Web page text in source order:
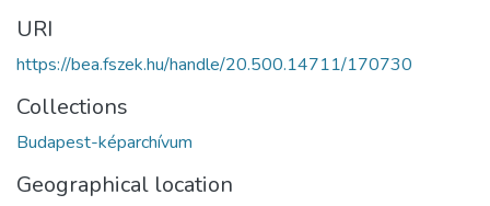
URI
https://bea.fszek.hu/handle/20.500.14711/170730
Collections
Budapest-képarchívum
Geographical location